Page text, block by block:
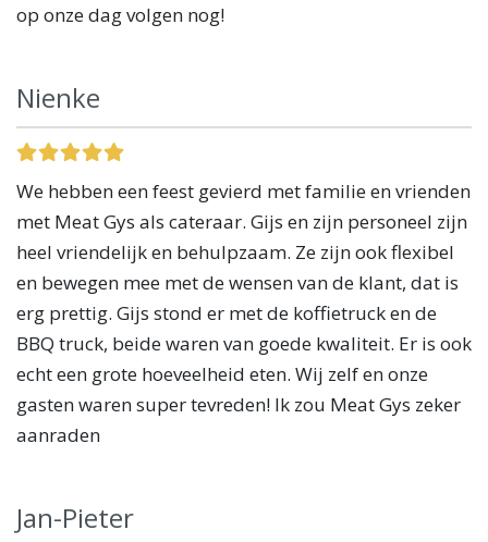
op onze dag volgen nog!
Nienke
We hebben een feest gevierd met familie en vrienden
met Meat Gys als cateraar. Gijs en zijn personeel zijn
heel vriendelijk en behulpzaam. Ze zijn ook flexibel
en bewegen mee met de wensen van de klant, dat is
erg prettig. Gijs stond er met de koffietruck en de
BBQ truck, beide waren van goede kwaliteit. Er is ook
echt een grote hoeveelheid eten. Wij zelf en onze
gasten waren super tevreden! Ik zou Meat Gys zeker
aanraden
Jan-Pieter